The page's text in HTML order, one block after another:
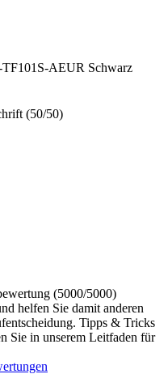
AEUR Schwarz
(50/50)
(5000/5000)
helfen Sie damit anderen
Tipps & Tricks
Sie in unserem Leitfaden für